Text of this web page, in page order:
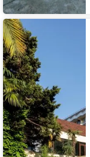
Пансионат
Бургас